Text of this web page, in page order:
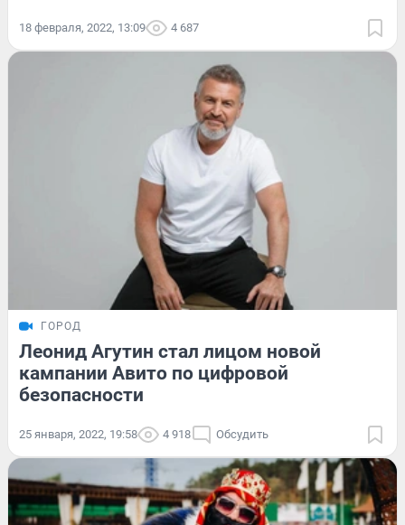
18 февраля, 2022, 13:09 4 687
ГОРОД
Леонид Агутин стал лицом новой
кампании Авито по цифровой
безопасности
25 января, 2022, 19:58 4 918 Обсудить